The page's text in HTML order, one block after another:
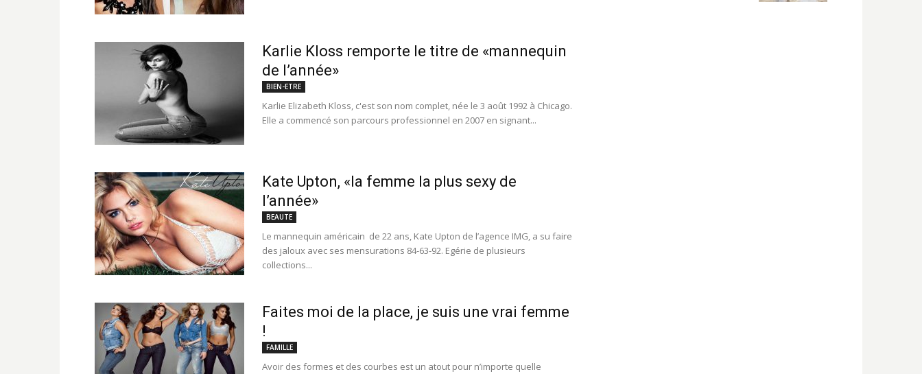
Karlie Kloss remporte le titre de «mannequin
de l’année»
BIEN-ETRE
Karlie Elizabeth Kloss, c'est son nom complet, née le 3 août 1992 à Chicago.
Elle a commencé son parcours professionnel en 2007 en signant...
Kate Upton, «la femme la plus sexy de
l’année»
BEAUTE
Le mannequin américain de 22 ans, Kate Upton de l’agence IMG, a su faire
des jaloux avec ses mensurations 84-63-92. Egérie de plusieurs
collections...
Faites moi de la place, je suis une vrai femme
!
FAMILLE
Avoir des formes et des courbes est un atout pour n’importe quelle